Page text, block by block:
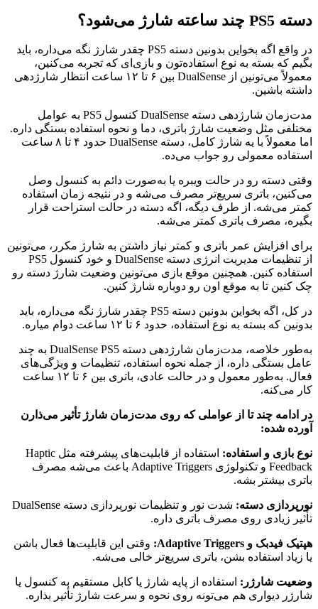
دسته PS5 چند ساعته شارژ می‌شود؟
در واقع اگه بخواین بدونین دسته PS5 چقدر شارژ نگه می‌داره، باید
بگیم که بسته به نوع استفاده‌تون و بازی‌ای که تجربه می‌کنین،
معمولاً می‌تونین از DualSense بین ۶ تا ۱۲ ساعت انتظار شارژدهی
داشته باشین.
مدت‌زمان شارژدهی دسته DualSense کنسول PS5 به عوامل
مختلفی مثل وضعیت شارژ باتری، دما و نحوه استفاده بستگی داره.
اما معمولاً با یه شارژ کامل، دسته DualSense حدود ۴ تا ۸ ساعت
استفاده معمولی رو جواب می‌ده.
وقتی دسته رو در حالت ویبره یا به‌صورت دائم به کنسول وصل
می‌کنین، باتری سریع‌تر مصرف می‌شه و در نتیجه زمان استفاده
کمتر می‌شه. از طرف دیگه، اگه دسته در حالت استراحت قرار
بگیره، مصرف باتری کمتر می‌شه.
برای افزایش عمر باتری و کمتر نیاز داشتن به شارژ مکرر، می‌تونین
از تنظیمات مدیریت انرژی دسته DualSense و خود کنسول PS5
استفاده کنین. همچنین موقع بازی می‌تونین وضعیت شارژ دسته رو
چک کنین تا به موقع اون رو دوباره شارژ کنین.
در کل، اگه بخواین بدونین دسته PS5 چقدر شارژ نگه می‌داره، باید
بدونین که بسته به نوع استفاده، حدود ۶ تا ۱۲ ساعت دوام میاره.
به‌طور خلاصه، مدت‌زمان شارژدهی دسته DualSense PS5 به چند
عامل بستگی داره، از جمله نحوه استفاده، تنظیمات و ویژگی‌های
فعال. به‌طور معمول و در حالت عادی، باتری بین ۶ تا ۱۲ ساعت
کار می‌کنه.
در ادامه چند تا از عواملی که روی مدت‌زمان شارژ تأثیر می‌ذارن
آورده شده:
نوع بازی و استفاده:
استفاده از قابلیت‌های پیشرفته مثل Haptic
Feedback و تکنولوژی Adaptive Triggers باعث می‌شه مصرف
باتری بیشتر بشه.
نورپردازی دسته:
شدت نور و تنظیمات نورپردازی دسته DualSense
تأثیر زیادی روی مصرف باتری داره.
هپتیک فیدبک و Adaptive Triggers:
وقتی این قابلیت‌ها فعال باشن
یا زیاد استفاده بشن، باتری سریع‌تر خالی می‌شه.
وضعیت شارژر: استفاده از پایه شارژ یا کابل مستقیم به کنسول یا
شارژر دیواری هم می‌تونه روی نحوه و سرعت شارژ تأثیر بذاره.